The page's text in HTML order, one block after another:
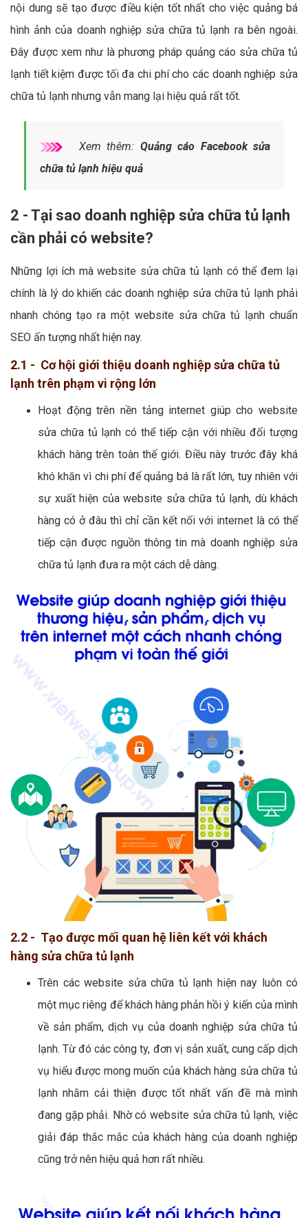
nội dung sẽ tạo được điều kiện tốt nhất cho việc quảng bá
hình ảnh của doanh nghiệp sửa chữa tủ lạnh ra bên ngoài.
Đây được xem như là phương pháp quảng cáo sửa chữa tủ
lạnh tiết kiệm được tối đa chi phí cho các doanh nghiệp sửa
chữa tủ lạnh nhưng vẫn mang lại hiệu quả rất tốt.
Xem thêm: Quảng cáo Facebook sửa
chữa tủ lạnh hiệu quả
2 - Tại sao doanh nghiệp sửa chữa tủ lạnh
cần phải có website?
Những lợi ích mà website sửa chữa tủ lạnh có thể đem lại
chính là lý do khiến các doanh nghiệp sửa chữa tủ lạnh phải
nhanh chóng tạo ra một website sửa chữa tủ lạnh chuẩn
SEO ấn tượng nhất hiện nay.
2.1 - Cơ hội giới thiệu doanh nghiệp sửa chữa tủ
lạnh trên phạm vi rộng lớn
Hoạt động trên nền tảng internet giúp cho website
sửa chữa tủ lạnh có thể tiếp cận với nhiều đối tượng
khách hàng trên toàn thế giới. Điều này trước đây khá
khó khăn vì chi phí để quảng bá là rất lớn, tuy nhiên với
sự xuất hiện của website sửa chữa tủ lạnh, dù khách
hàng có ở đâu thì chỉ cần kết nối với internet là có thể
tiếp cận được nguồn thông tin mà doanh nghiệp sửa
chữa tủ lạnh đưa ra một cách dễ dàng.
2.2 - Tạo được mối quan hệ liên kết với khách
hàng sửa chữa tủ lạnh
Trên các website sửa chữa tủ lạnh hiện nay luôn có
một mục riêng để khách hàng phản hồi ý kiến của mình
về sản phẩm, dịch vụ của doanh nghiệp sửa chữa tủ
lạnh. Từ đó các công ty, đơn vị sản xuất, cung cấp dịch
vụ hiểu được mong muốn của khách hàng sửa chữa tủ
lạnh nhằm cải thiện được tốt nhất vấn đề mà mình
đang gặp phải. Nhờ có website sửa chữa tủ lạnh, việc
giải đáp thắc mắc của khách hàng của doanh nghiệp
cũng trở nên hiệu quả hơn rất nhiều.